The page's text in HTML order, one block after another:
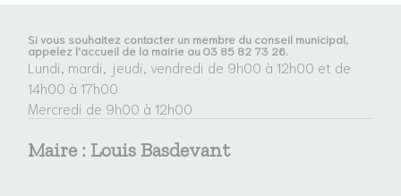
Si vous souhaitez contacter un membre du conseil municipal,
appelez l'accueil de la mairie au 03 85 82 73 26.
Lundi, mardi, jeudi, vendredi de 9h00 à 12h00 et de
14h00 à 17h00
Mercredi de 9h00 à 12h00
Maire : Louis Basdevant